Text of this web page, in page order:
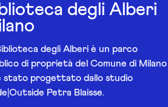
degli Alberi
degli Alberi è un parco
di proprietà del Comune di Milano
stato progettato dallo studio
Petra Blaisse.